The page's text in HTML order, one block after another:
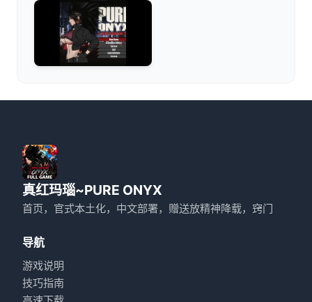
真红玛瑙~PURE ONYX
首页，官式本土化，中文部署，赠送放精神降载，窍门
导航
游戏说明
技巧指南